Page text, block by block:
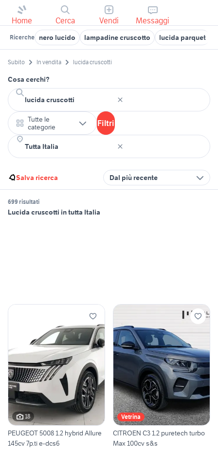
Home Cerca Vendi Messaggi
Ricerche nero lucido lampadine cruscotto lucida parquet
Subito In vendita lucida cruscotti
Cosa cerchi?
Tutte le
categorie
Filtri
Salva ricerca Dal più recente
699 risultati
Lucida cruscotti in tutta Italia
18
PEUGEOT 5008 1.2 hybrid Allure
145cv 7p.ti e-dcs6
Vetrina
CITROEN C3 1.2 puretech turbo
Max 100cv s&s